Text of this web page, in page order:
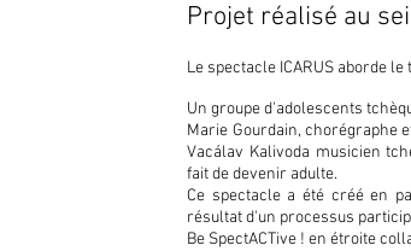
Projet réalisé au
Le spectacle ICARUS aborde
Un groupe d'adolescents
Marie Gourdain, chorégraphe
Vacálav Kalivoda musicien
fait de devenir adulte.
Ce spectacle a été créé en
résultat d'un processus
Be SpectACTive ! en étroite